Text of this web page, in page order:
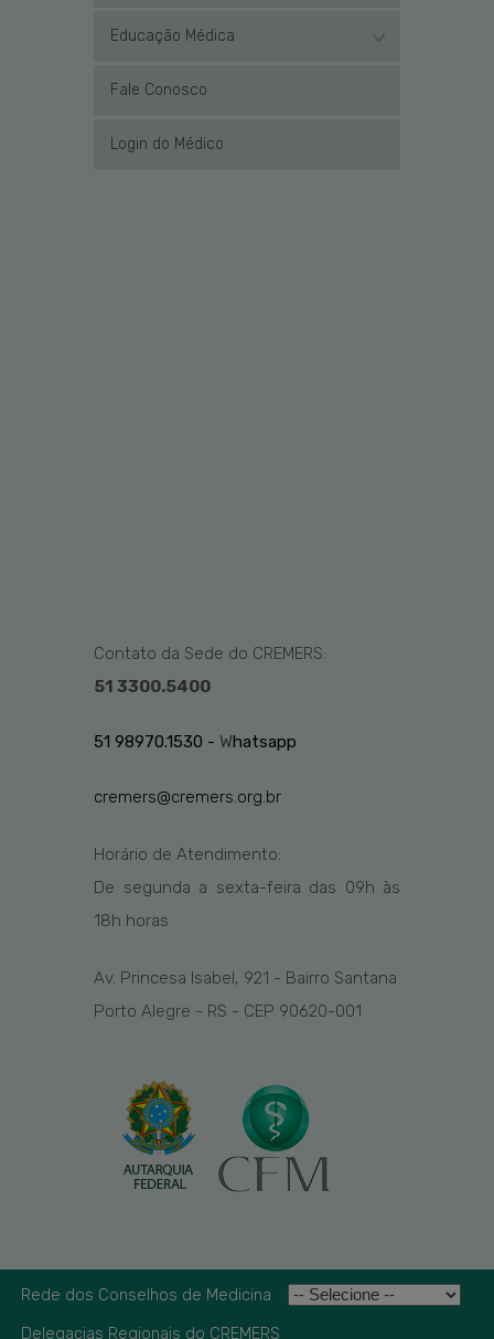
Educação Médica
Fale Conosco
Login do Médico
Contato da Sede do CREMERS:
51 3300.5400
51 98970.1530 - Whatsapp
cremers@cremers.org.br
Horário de Atendimento:
De segunda a sexta-feira das 09h às
18h horas
Av. Princesa Isabel, 921 - Bairro Santana
Porto Alegre - RS - CEP 90620-001
Rede dos Conselhos de Medicina
Delegacias Regionais do CREMERS